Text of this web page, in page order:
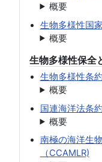
概要
生物多様性国
概要
生物多様性保全
生物多様性条
概要
国連海洋法条
概要
南極の海洋生
（CCAMLR)